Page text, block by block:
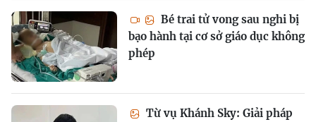
Bé trai tử vong sau nghi bị
bạo hành tại cơ sở giáo dục không
phép
Từ vụ Khánh Sky: Giải pháp